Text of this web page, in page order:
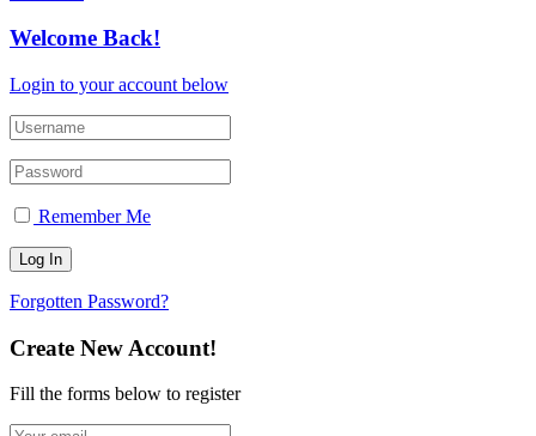
Welcome Back!
Login to your account below
Remember Me
Forgotten Password?
Create New Account!
Fill the forms below to register